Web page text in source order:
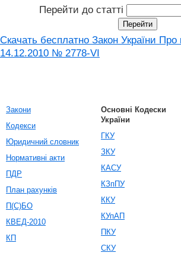
Перейти до статті
Скачать бесплатно Закон України Про
14.12.2010 № 2778-VI
Закони
Кодекси
Юридичний словник
Нормативні акти
ПДР
План рахунків
П(С)БО
КВЕД-2010
КП
Основні Кодески
України
ГКУ
ЗКУ
КАСУ
КЗпПУ
ККУ
КУпАП
ПКУ
СКУ